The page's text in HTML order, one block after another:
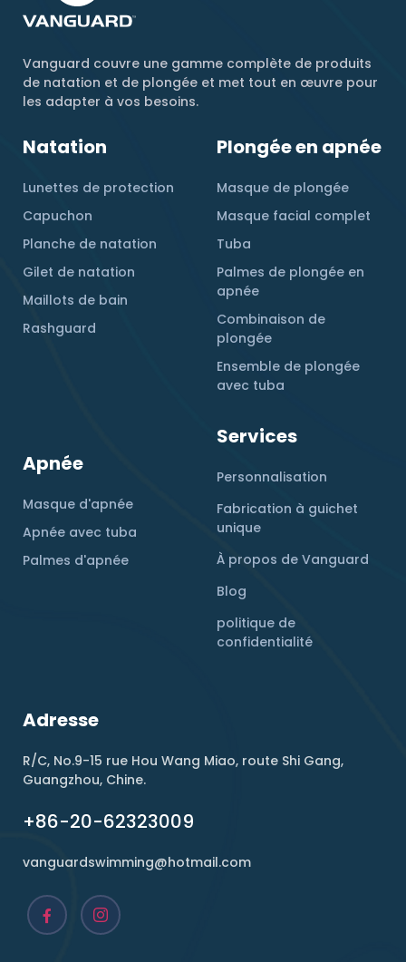
Vanguard couvre une gamme complète de produits
de natation et de plongée et met tout en œuvre pour
les adapter à vos besoins.
Natation
Lunettes de protection
Capuchon
Planche de natation
Gilet de natation
Maillots de bain
Rashguard
Plongée en apnée
Masque de plongée
Masque facial complet
Tuba
Palmes de plongée en
apnée
Combinaison de
plongée
Ensemble de plongée
avec tuba
Apnée
Masque d'apnée
Apnée avec tuba
Palmes d'apnée
Services
Personnalisation
Fabrication à guichet
unique
À propos de Vanguard
Blog
politique de
confidentialité
Adresse
R/C, No.9-15 rue Hou Wang Miao, route Shi Gang,
Guangzhou, Chine.
+86-20-62323009
vanguardswimming@hotmail.com